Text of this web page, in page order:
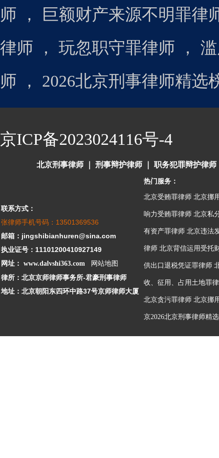
师
，
巨额财产来源不明罪律
律师
， 玩忽职守罪律师 ，
师
， 2026北京刑事律师精选
京ICP备2023024116号-4
北京刑事律师 刑事辩护律师 职务犯罪辩护律师
联系方式：
张律师手机号码：13501369536
邮箱：jingshibianhuren@sina.com
执业证号：11101200410927149
网址： www.dalvshi363.com 网站地图
律所：北京京师律师事务所-君豪刑事律师
地址：北京朝阳东四环中路37号京师律师大厦
热门服务：
北京受贿罪律师 北京挪
响力受贿罪律师 北京私
有资产罪律师 北京违法
律师 北京背信运用受托
供出口退税凭证罪律师
收、征用、占用土地罪
北京贪污罪律师 北京挪
京2026北京刑事律师精